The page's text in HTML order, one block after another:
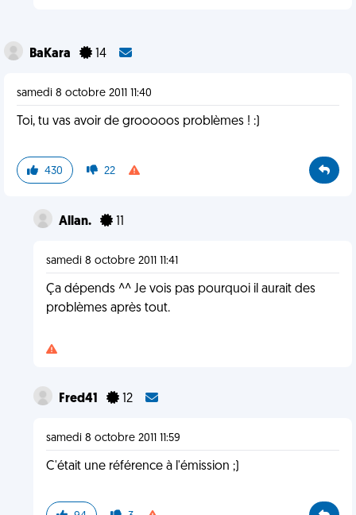
BaKara 14
samedi 8 octobre 2011 11:40
Toi, tu vas avoir de grooooos problèmes ! :)
430 22
Allan. 11
samedi 8 octobre 2011 11:41
Ça dépends ^^ Je vois pas pourquoi il aurait des
problèmes après tout.
Fred41 12
samedi 8 octobre 2011 11:59
C'était une référence à l'émission ;)